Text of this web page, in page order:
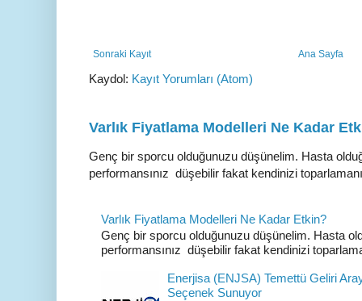
Sonraki Kayıt Ana Sayfa
Kaydol: Kayıt Yorumları (Atom)
Varlık Fiyatlama Modelleri Ne Kadar
Genç bir sporcu olduğunuzu düşünelim. Hasta
performansınız düşebilir fakat kendinizi
Varlık Fiyatlama Modelleri Ne Kadar Etkin?
Genç bir sporcu olduğunuzu düşünelim. Hasta
performansınız düşebilir fakat kendinizi
Enerjisa (ENJSA) Temettü Geliri
Seçenek Sunuyor